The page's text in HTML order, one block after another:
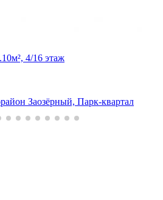
4/16 этаж
Заозёрный, Парк-квартал